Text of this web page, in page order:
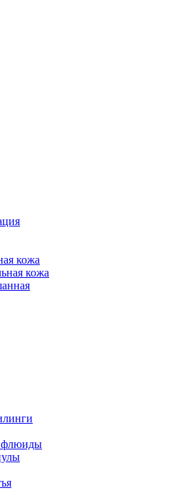
кожа
кожа
флюиды